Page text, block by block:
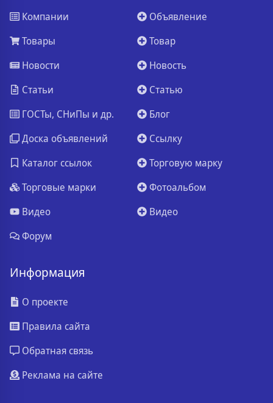
Компании
Товары
Новости
Статьи
ГОСТы, СНиПы и др.
Доска объявлений
Каталог ссылок
Торговые марки
Видео
Форум
Объявление
Товар
Новость
Статью
Блог
Ссылку
Торговую марку
Фотоальбом
Видео
Информация
О проекте
Правила сайта
Обратная связь
Реклама на сайте